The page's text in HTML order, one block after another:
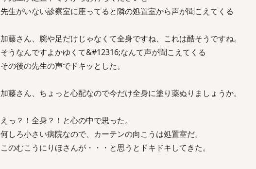
先生がいない診察室に座ってると隣の処置室から声が聞こえてくる
加藤さん、腕や足だけじゃなくて全身ですね、これは酷そうですね。
そうなんですよかゆくて&#12316;なんて声が聞こえてくる
その後の先生の声でドキッとした。
加藤さん、ちょっと心配なので今だけ全身に塗り薬ぬりましょうか。
えっ？！全身？！と心の中で思った。
何しろ小さい病院なので、カーテンの向こうは処置室だ。
このむこうにりほさんが・・・と思うとドキドキしてきた。